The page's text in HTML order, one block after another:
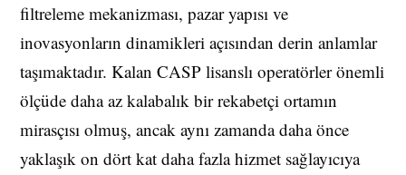
filtreleme mekanizması, pazar yapısı ve
inovasyonların dinamikleri açısından derin anlamlar
taşımaktadır. Kalan CASP lisanslı operatörler önemli
ölçüde daha az kalabalık bir rekabetçi ortamın
mirasçısı olmuş, ancak aynı zamanda daha önce
yaklaşık on dört kat daha fazla hizmet sağlayıcıya